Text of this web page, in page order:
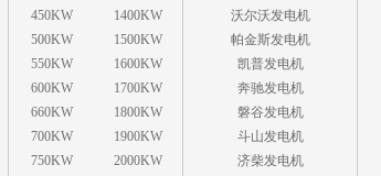
450KW
500KW
550KW
600KW
660KW
700KW
750KW
1400KW
1500KW
1600KW
1700KW
1800KW
1900KW
2000KW
沃尔沃发电机
帕金斯发电机
凯普发电机
奔驰发电机
磐谷发电机
斗山发电机
济柴发电机